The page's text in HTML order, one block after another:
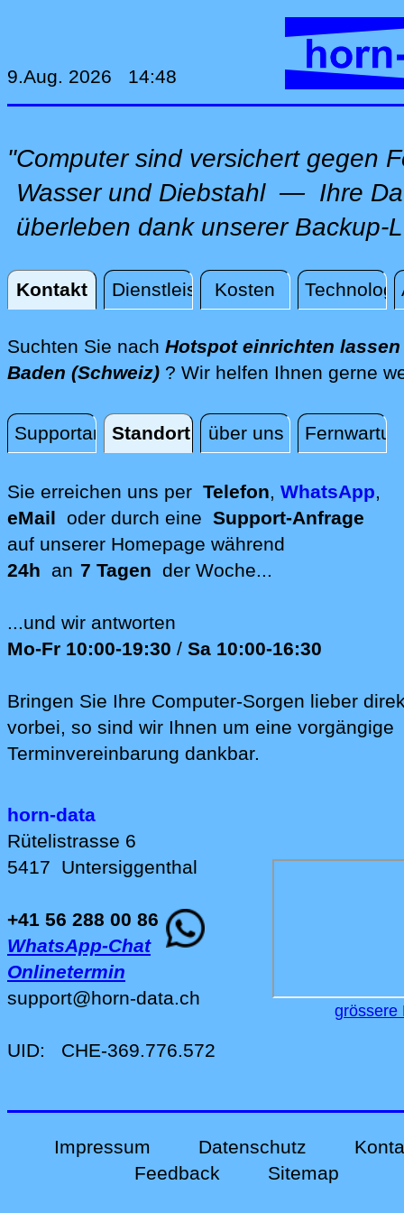
9.Aug. 2026 14:48
"Computer sind versichert gegen
Wasser und Diebstahl — Ihre
überleben dank unserer Backup-
Kontakt Dienstleistungen
Kosten
Kontakt
Suchten Sie nach Hotspot einrichten lassen
Baden (Schweiz) ? Wir helfen Ihnen gerne
SupportanfrageStandort über uns
Standort
Sie erreichen uns per Telefon, WhatsApp,
eMail oder durch eine Support-Anfrage
auf unserer Homepage während
24h an 7 Tagen der Woche...
...und wir antworten
Mo-Fr 10:00-19:30 / Sa 10:00-16:30
Bringen Sie Ihre Computer-Sorgen lieber
vorbei, so sind wir Ih‍nen um eine vorgängige
Terminvereinbarung dankbar.
horn-data
Rütelistrasse 6
5417 Untersiggenthal
+41 56 288 00 86
WhatsApp-Chat
Onlinetermin
support@horn-data.ch
UID: CHE-369.776.572
grössere
Impressum Datenschutz
Feedback
Sitemap